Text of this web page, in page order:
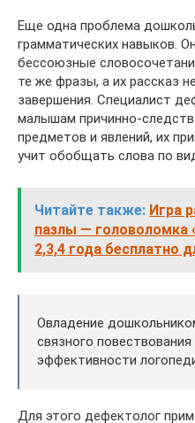
Еще одна проблема
грамматических навыков.
бессоюзные
те же фразы, а их рассказ
завершения. Специалист
малышам причинно-
предметов и явлений, их
учит обобщать слова по
Читайте также: Игра
пазлы — головоломка
2,3,4 года бесплатно
Овладение
связного
эффективности
Для этого дефектолог